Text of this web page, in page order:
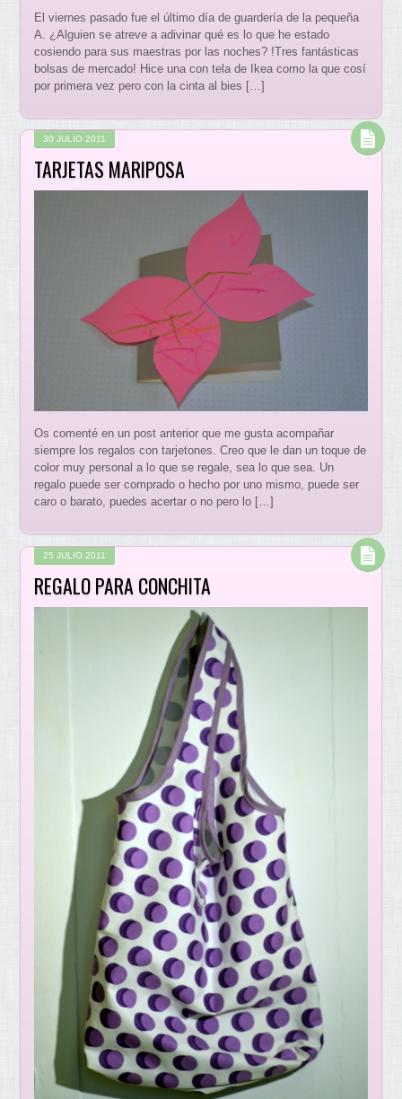
El viernes pasado fue el último día de guardería de la pequeña
A. ¿Alguien se atreve a adivinar qué es lo que he estado
cosiendo para sus maestras por las noches? !Tres fantásticas
bolsas de mercado! Hice una con tela de Ikea como la que cosí
por primera vez pero con la cinta al bies […]
30 JULIO 2011
TARJETAS MARIPOSA
Os comenté en un post anterior que me gusta acompañar
siempre los regalos con tarjetones. Creo que le dan un toque de
color muy personal a lo que se regale, sea lo que sea. Un
regalo puede ser comprado o hecho por uno mismo, puede ser
caro o barato, puedes acertar o no pero lo […]
25 JULIO 2011
REGALO PARA CONCHITA